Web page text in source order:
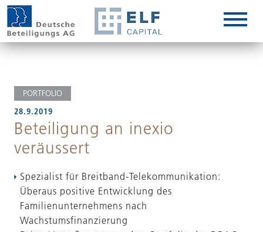
PORTFOLIO
28.9.2019
Beteiligung an inexio
veräussert
Spezialist für Breitband-Telekommunikation:
Überaus positive Entwicklung des
Familienunternehmens nach
Wachstumsfinanzierung